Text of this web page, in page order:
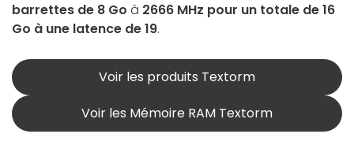
barrettes de 8 Go à 2666 MHz pour un totale de 16
Go à une latence de 19.
Voir les produits Textorm
Voir les Mémoire RAM Textorm